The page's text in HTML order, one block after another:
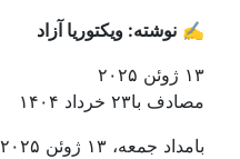
✍️ نوشته: ویکتوریا آزاد
۱۳ ژوئن ۲۰۲۵
مصادف با۲۳ خرداد ۱۴۰۴